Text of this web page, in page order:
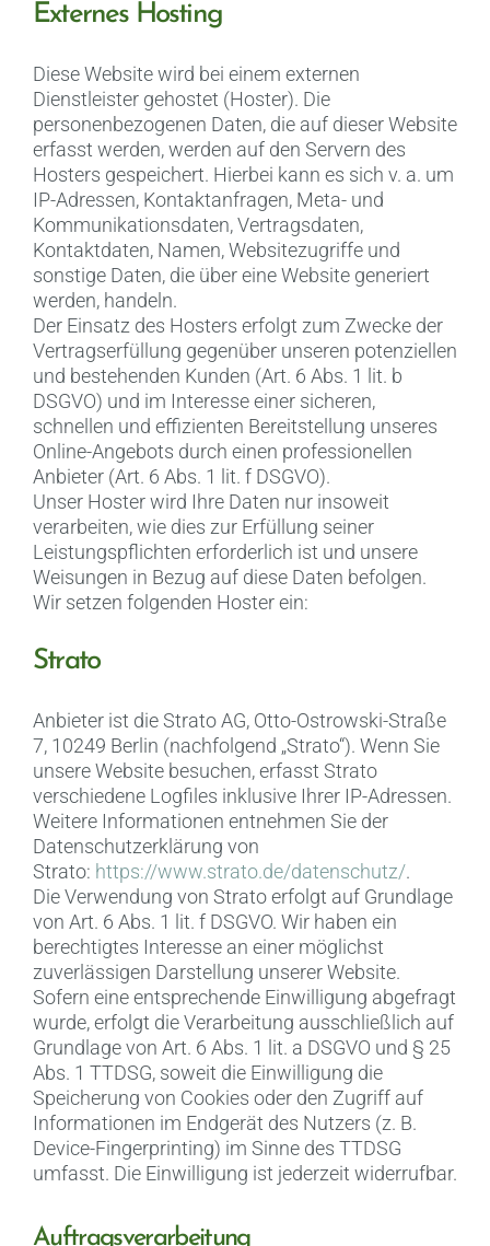
Externes Hosting
Diese Website wird bei einem externen
Dienstleister gehostet (Hoster). Die
personenbezogenen Daten, die auf dieser Website
erfasst werden, werden auf den Servern des
Hosters gespeichert. Hierbei kann es sich v. a. um
IP-Adressen, Kontaktanfragen, Meta- und
Kommunikationsdaten, Vertragsdaten,
Kontaktdaten, Namen, Websitezugriffe und
sonstige Daten, die über eine Website generiert
werden, handeln.
Der Einsatz des Hosters erfolgt zum Zwecke der
Vertragserfüllung gegenüber unseren potenziellen
und bestehenden Kunden (Art. 6 Abs. 1 lit. b
DSGVO) und im Interesse einer sicheren,
schnellen und effizienten Bereitstellung unseres
Online-Angebots durch einen professionellen
Anbieter (Art. 6 Abs. 1 lit. f DSGVO).
Unser Hoster wird Ihre Daten nur insoweit
verarbeiten, wie dies zur Erfüllung seiner
Leistungspflichten erforderlich ist und unsere
Weisungen in Bezug auf diese Daten befolgen.
Wir setzen folgenden Hoster ein:
Strato
Anbieter ist die Strato AG, Otto-Ostrowski-Straße
7, 10249 Berlin (nachfolgend „Strato“). Wenn Sie
unsere Website besuchen, erfasst Strato
verschiedene Logfiles inklusive Ihrer IP-Adressen.
Weitere Informationen entnehmen Sie der
Datenschutzerklärung von
Strato: https://www.strato.de/datenschutz/.
Die Verwendung von Strato erfolgt auf Grundlage
von Art. 6 Abs. 1 lit. f DSGVO. Wir haben ein
berechtigtes Interesse an einer möglichst
zuverlässigen Darstellung unserer Website.
Sofern eine entsprechende Einwilligung abgefragt
wurde, erfolgt die Verarbeitung ausschließlich auf
Grundlage von Art. 6 Abs. 1 lit. a DSGVO und § 25
Abs. 1 TTDSG, soweit die Einwilligung die
Speicherung von Cookies oder den Zugriff auf
Informationen im Endgerät des Nutzers (z. B.
Device-Fingerprinting) im Sinne des TTDSG
umfasst. Die Einwilligung ist jederzeit widerrufbar.
Auftragsverarbeitung